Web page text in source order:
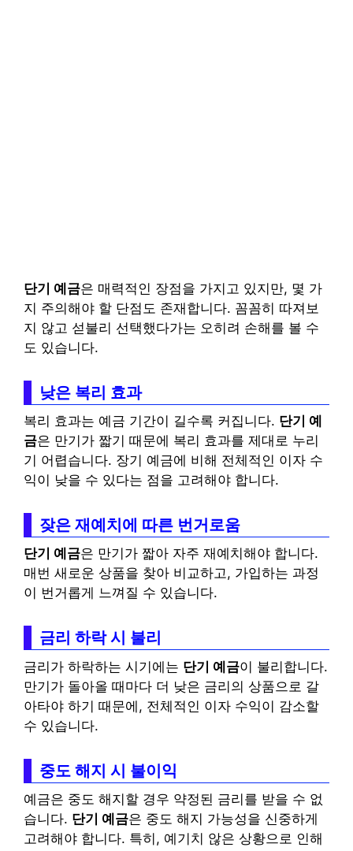
단기 예금은 매력적인 장점을 가지고 있지만, 몇 가
지 주의해야 할 단점도 존재합니다. 꼼꼼히 따져보
지 않고 섣불리 선택했다가는 오히려 손해를 볼 수
도 있습니다.
낮은 복리 효과
복리 효과는 예금 기간이 길수록 커집니다. 단기 예
금은 만기가 짧기 때문에 복리 효과를 제대로 누리
기 어렵습니다. 장기 예금에 비해 전체적인 이자 수
익이 낮을 수 있다는 점을 고려해야 합니다.
잦은 재예치에 따른 번거로움
단기 예금은 만기가 짧아 자주 재예치해야 합니다.
매번 새로운 상품을 찾아 비교하고, 가입하는 과정
이 번거롭게 느껴질 수 있습니다.
금리 하락 시 불리
금리가 하락하는 시기에는 단기 예금이 불리합니다.
만기가 돌아올 때마다 더 낮은 금리의 상품으로 갈
아타야 하기 때문에, 전체적인 이자 수익이 감소할
수 있습니다.
중도 해지 시 불이익
예금은 중도 해지할 경우 약정된 금리를 받을 수 없
습니다. 단기 예금은 중도 해지 가능성을 신중하게
고려해야 합니다. 특히, 예기치 않은 상황으로 인해